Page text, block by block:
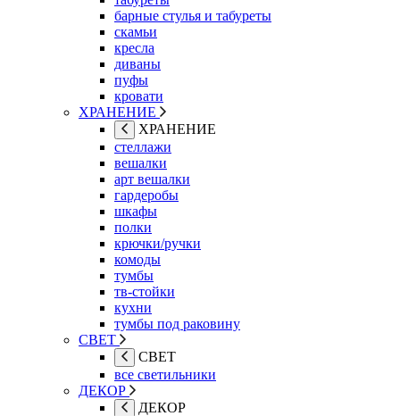
барные стулья и табуреты
скамьи
кресла
диваны
пуфы
кровати
ХРАНЕНИЕ
ХРАНЕНИЕ
стеллажи
вешалки
арт вешалки
гардеробы
шкафы
полки
крючки/ручки
комоды
тумбы
тв-стойки
кухни
тумбы под раковину
СВЕТ
СВЕТ
все светильники
ДЕКОР
ДЕКОР